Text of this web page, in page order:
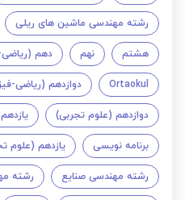
رشته مهندسی ماشین های ریلی
هشتم نهم دهم
Ortaokul دوازدهم (ریاضی-
دوازدهم (علوم تجربی)
برنامه نویسی یازدهم (علوم
رشته مهندسی صنایع رشته